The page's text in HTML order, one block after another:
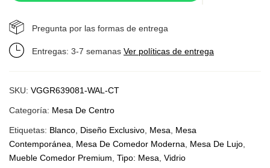
Pregunta por las formas de entrega
Entregas: 3-7 semanas Ver políticas de entrega
SKU: VGGR639081-WAL-CT
Categoría: Mesa De Centro
Etiquetas: Blanco Diseño Exclusivo Mesa
Mesa
Contemporánea
Mesa De Comedor Moderna Mesa De Lujo
Mueble Comedor Premium Tipo: Mesa Vidrio